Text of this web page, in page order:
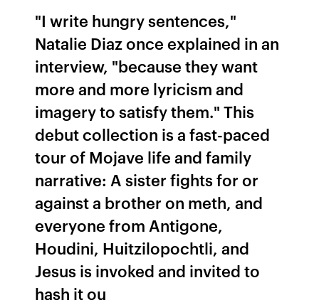
"I write hungry sentences,"
Natalie Diaz once explained in an
interview, "because they want
more and more lyricism and
imagery to satisfy them." This
debut collection is a fast-paced
tour of Mojave life and family
narrative: A sister fights for or
against a brother on meth, and
everyone from Antigone,
Houdini, Huitzilopochtli, and
Jesus is invoked and invited to
hash it ou